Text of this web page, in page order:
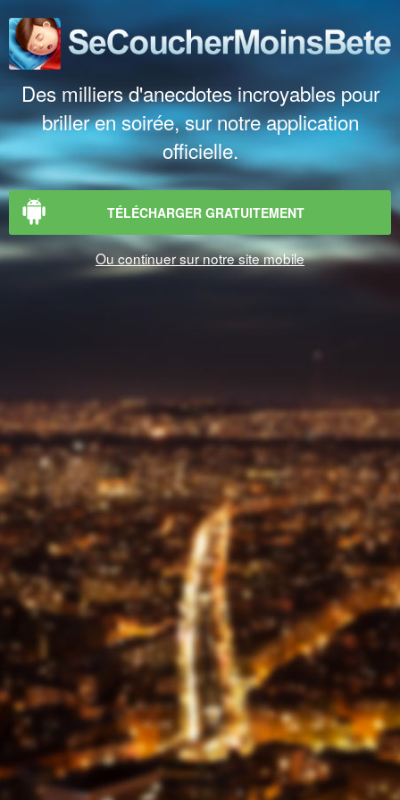
Des milliers d'anecdotes incroyables pour
briller en soirée, sur notre application
officielle.
TÉLÉCHARGER GRATUITEMENT
Ou continuer sur notre site mobile